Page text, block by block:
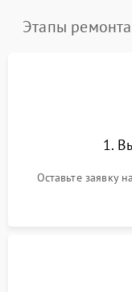
Этапы
1.
Оставьте заявку